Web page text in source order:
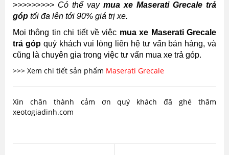
>>>>>>>>> Có thể vay mua xe Maserati Grecale trả
góp tối đa lên tới 90% giá trị xe.
Mọi thông tin chi tiết về việc mua xe Maserati Grecale
trả gópquý khách vui lòng liên hệ tư vấn bán hàng, và
cũng là chuyên gia trong việc tư vấn mua xe trả góp.
>>> Xem chi tiết sản phẩm Maserati Grecale
Xin chân thành cảm ơn quý khách đã ghé thăm
xeotogiadinh.com